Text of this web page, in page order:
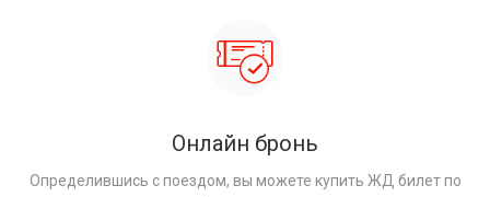
Онлайн бронь
Определившись с поездом, вы можете купить ЖД билет по